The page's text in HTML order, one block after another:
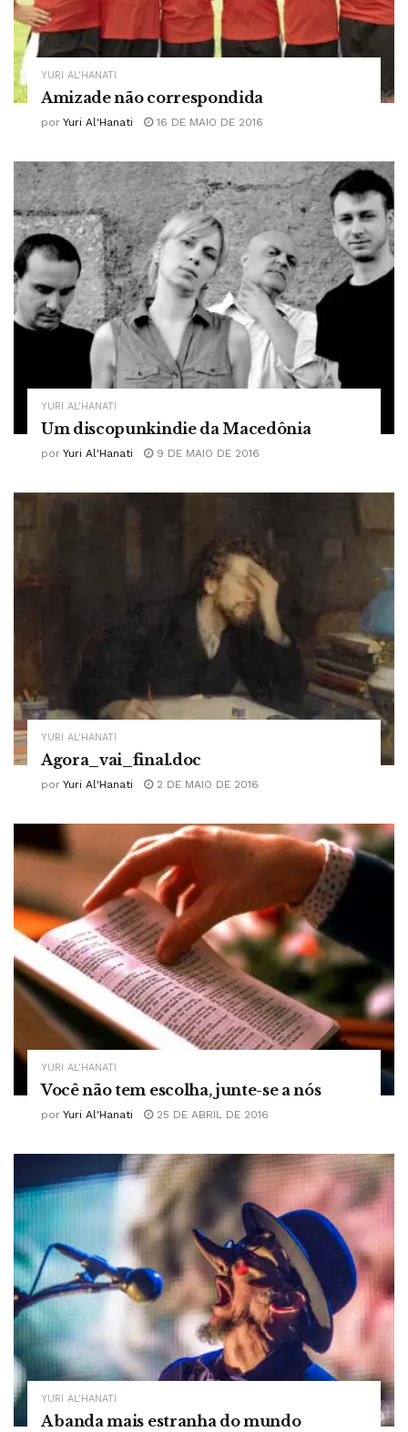
YURI AL'HANATI
Amizade não correspondida
por Yuri Al'Hanati 16 DE MAIO DE 2016
YURI AL'HANATI
Um discopunkindie da Macedônia
por Yuri Al'Hanati 9 DE MAIO DE 2016
YURI AL'HANATI
Agora_vai_final.doc
por Yuri Al'Hanati 2 DE MAIO DE 2016
YURI AL'HANATI
Você não tem escolha, junte-se a nós
por Yuri Al'Hanati 25 DE ABRIL DE 2016
YURI AL'HANATI
A banda mais estranha do mundo